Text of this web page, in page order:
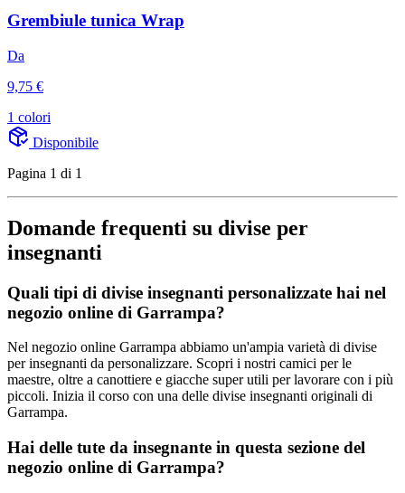
Grembiule tunica Wrap
Da
9,75 €
1 colori
Disponibile
Pagina 1 di 1
Domande frequenti su divise per
insegnanti
Quali tipi di divise insegnanti personalizzate hai nel
negozio online di Garrampa?
Nel negozio online Garrampa abbiamo un'ampia varietà di divise
per insegnanti da personalizzare. Scopri i nostri camici per le
maestre, oltre a canottiere e giacche super utili per lavorare con i più
piccoli. Inizia il corso con una delle divise insegnanti originali di
Garrampa.
Hai delle tute da insegnante in questa sezione del
negozio online di Garrampa?